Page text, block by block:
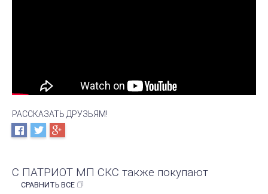
РАССКАЗАТЬ ДРУЗЬЯМ!
С ПАТРИОТ МП СКС также покупают
СРАВНИТЬ ВСЕ